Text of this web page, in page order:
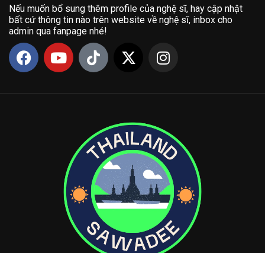
Nếu muốn bổ sung thêm profile của nghệ sĩ, hay cập nhật
bất cứ thông tin nào trên website về nghệ sĩ, inbox cho
admin qua fanpage nhé!